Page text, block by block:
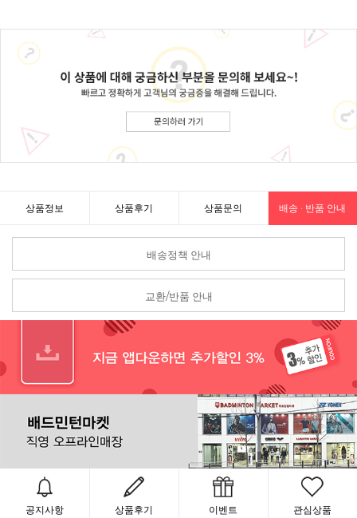
상품정보 상품후기 상품문의 배송 · 반품 안내
배송정책 안내
교환/반품 안내
공지사항 상품후기 이벤트 관심상품